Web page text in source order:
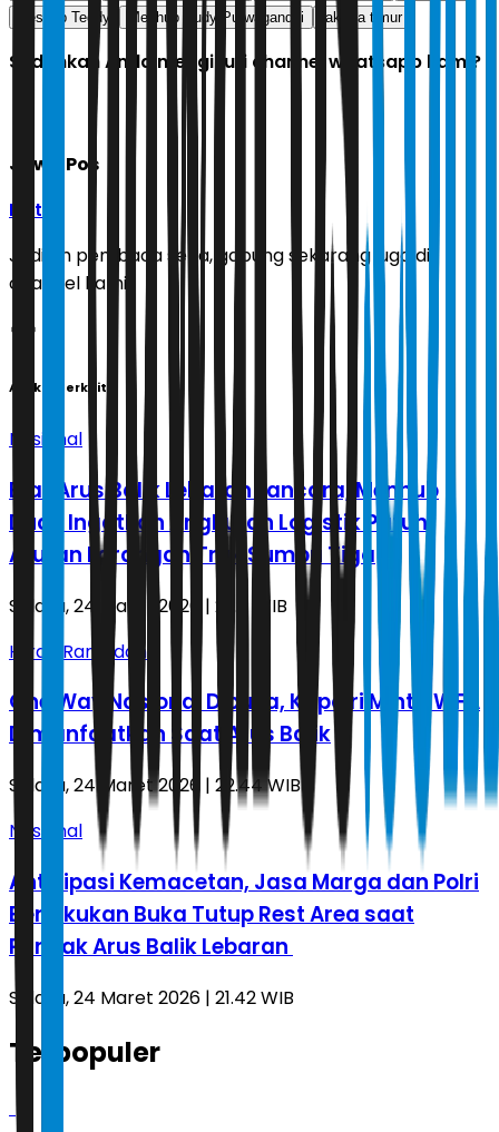
Seskab Teddy
Menhub Dudy Purwagandhi jakarta timur
Sudahkah Anda mengikuti channel whatsapp kami?
Jawa Pos
Ikuti
Jadilah pembaca setia, gabung sekarang juga di
channel kami!
Artikel Terkait
Nasional
Biar Arus Balik Lebaran Lancara, Menhub
Dudy Ingatkan Angkutan Logistik Patuhi
Aturan Larangan Truk Sumbu Tiga
Selasa, 24 Maret 2026 | 23.11 WIB
Hijrah Ramadan
One Way Nasional Dibuka, Kapolri Minta WFA
Dimanfaatkan Saat Arus Balik
Selasa, 24 Maret 2026 | 22.44 WIB
Nasional
Antisipasi Kemacetan, Jasa Marga dan Polri
Berlakukan Buka Tutup Rest Area saat
Puncak Arus Balik Lebaran
Selasa, 24 Maret 2026 | 21.42 WIB
Terpopuler